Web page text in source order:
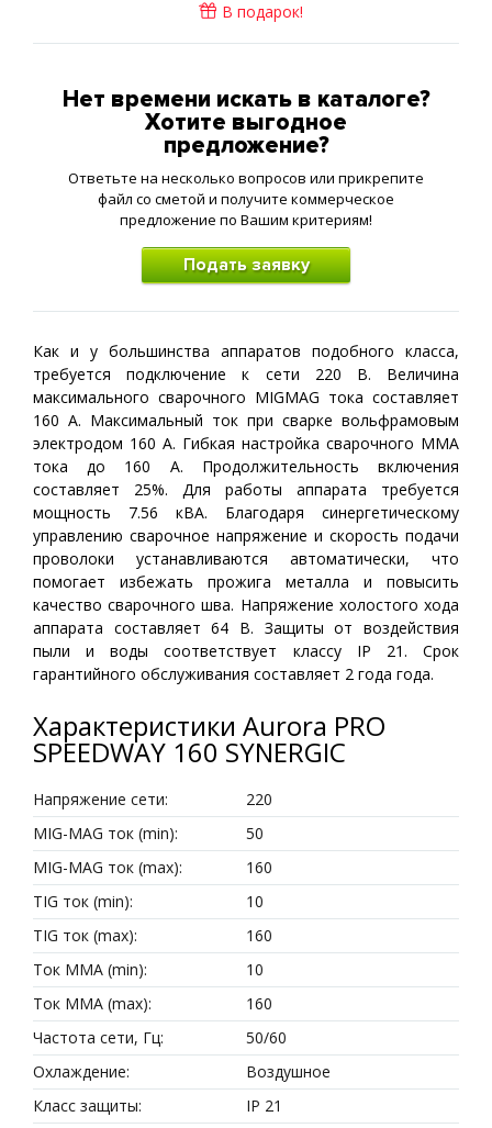
В подарок!
Нет времени искать в каталоге?
Хотите выгодное
предложение?
Ответьте на несколько вопросов или прикрепите
файл со сметой и получите коммерческое
предложение по Вашим критериям!
Подать заявку
Как и у большинства аппаратов подобного класса,
требуется подключение к сети 220 В. Величина
максимального сварочного MIGMAG тока составляет
160 А. Максимальный ток при сварке вольфрамовым
электродом 160 А. Гибкая настройка сварочного ММА
тока до 160 А. Продолжительность включения
составляет 25%. Для работы аппарата требуется
мощность 7.56 кВА. Благодаря синергетическому
управлению сварочное напряжение и скорость подачи
проволоки устанавливаются автоматически, что
помогает избежать прожига металла и повысить
качество сварочного шва. Напряжение холостого хода
аппарата составляет 64 В. Защиты от воздействия
пыли и воды соответствует классу IP 21. Срок
гарантийного обслуживания составляет 2 года года.
Характеристики Aurora PRO
SPEEDWAY 160 SYNERGIC
Напряжение сети:
220
MIG-MAG ток (min):
50
MIG-MAG ток (max):
160
TIG ток (min):
10
TIG ток (max):
160
Ток MMA (min):
10
Ток MMA (max):
160
Частота сети, Гц:
50/60
Охлаждение:
Воздушное
Класс защиты:
IP 21